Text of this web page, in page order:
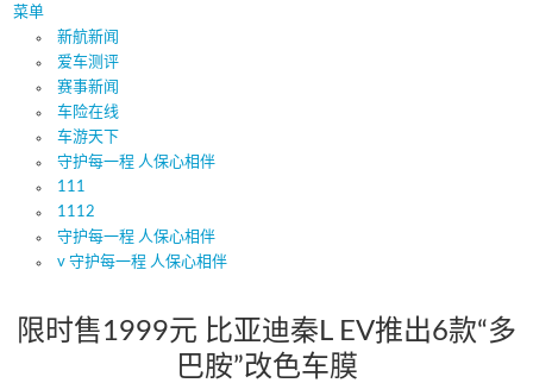
菜单
新航新闻
爱车测评
赛事新闻
车险在线
车游天下
守护每一程 人保心相伴
111
1112
守护每一程 人保心相伴
v 守护每一程 人保心相伴
限时售1999元 比亚迪秦L EV推出6款“多
巴胺”改色车膜